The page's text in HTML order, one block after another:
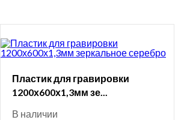
Пластик для гравировки
1200х600х1,3мм зе...
В наличии